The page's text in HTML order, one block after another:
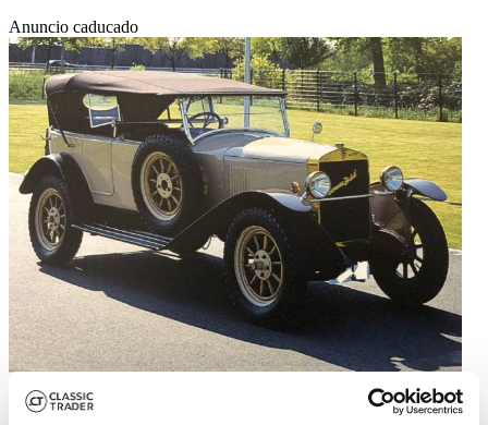
Anuncio caducado
1922 | Zedel CI-6